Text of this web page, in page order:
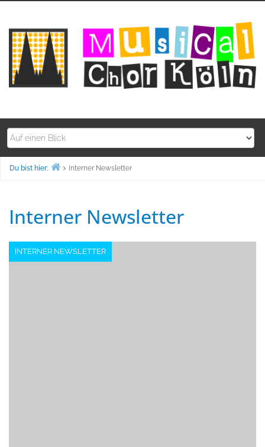
springen
Du bist hier:
Interner Newsletter
Interner Newsletter
INTERNER NEWSLETTER